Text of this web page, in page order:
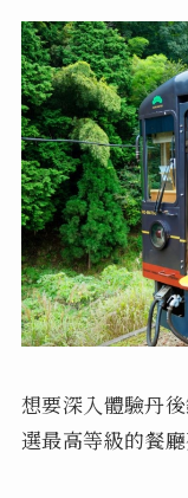
想要深入體驗丹
選最高等級的餐